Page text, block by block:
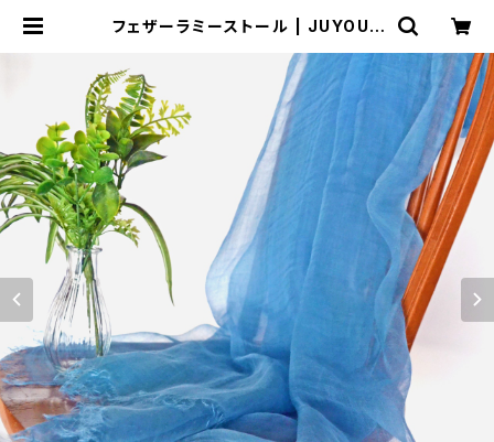
フェザーラミーストール | JUYOUK